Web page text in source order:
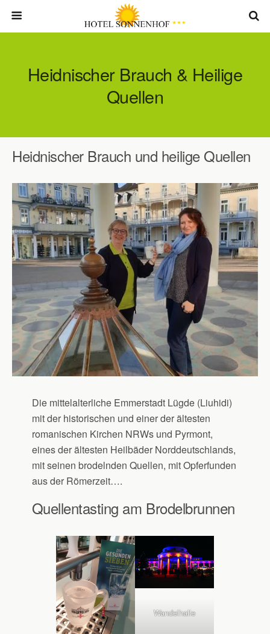
Heidnischer Brauch & Heilige
Quellen
Heidnischer Brauch und heilige Quellen
Die mittelalterliche Emmerstadt Lügde (Liuhidi)
mit der historischen und einer der ältesten
romanischen Kirchen NRWs und Pyrmont,
eines der ältesten Heilbäder Norddeutschlands,
mit seinen brodelnden Quellen, mit Opferfunden
aus der Römerzeit….
Quellentasting am Brodelbrunnen
Wandelhalle